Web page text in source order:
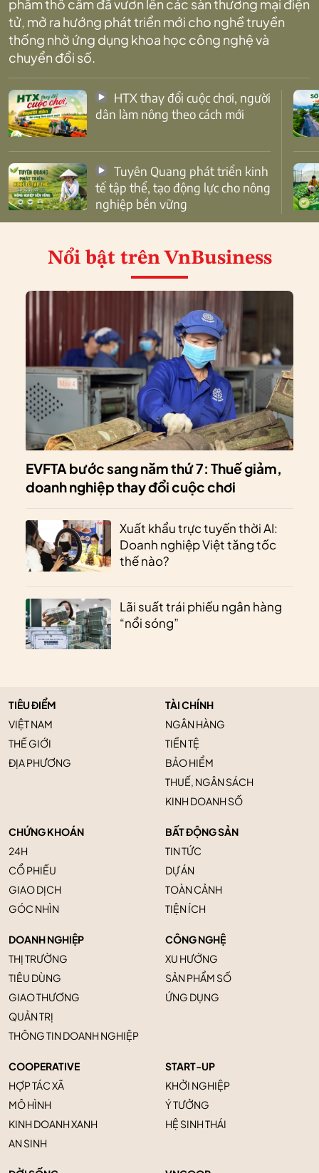
phẩm thổ cẩm đã vươn lên các sàn thương mại điện
tử, mở ra hướng phát triển mới cho nghề truyền
thống nhờ ứng dụng khoa học công nghệ và
chuyển đổi số.
dân làm nông theo cách mới
tế tập thể, tạo động lực cho nông
nghiệp bền vững
Nổi bật trên VnBusiness
EVFTA bước sang năm thứ 7: Thuế giảm,
doanh nghiệp thay đổi cuộc chơi
Xuất khẩu trực tuyến thời AI:
Doanh nghiệp Việt tăng tốc
thế nào?
Lãi suất trái phiếu ngân hàng
“nổi sóng”
TIÊU ĐIỂM
VIỆT NAM
THẾ GIỚI
ĐỊA PHƯƠNG
TÀI CHÍNH
NGÂN HÀNG
TIỀN TỆ
BẢO HIỂM
THUẾ, NGÂN SÁCH
KINH DOANH SỐ
CHỨNG KHOÁN
24H
CỔ PHIẾU
GIAO DỊCH
GÓC NHÌN
BẤT ĐỘNG SẢN
TIN TỨC
DỰ ÁN
TOÀN CẢNH
TIỆN ÍCH
DOANH NGHIỆP
THỊ TRƯỜNG
TIÊU DÙNG
GIAO THƯƠNG
QUẢN TRỊ
THÔNG TIN DOANH NGHIỆP
CÔNG NGHỆ
XU HƯỚNG
SẢN PHẨM SỐ
ỨNG DỤNG
COOPERATIVE
HỢP TÁC XÃ
MÔ HÌNH
KINH DOANH XANH
AN SINH
START-UP
KHỞI NGHIỆP
Ý TƯỞNG
HỆ SINH THÁI